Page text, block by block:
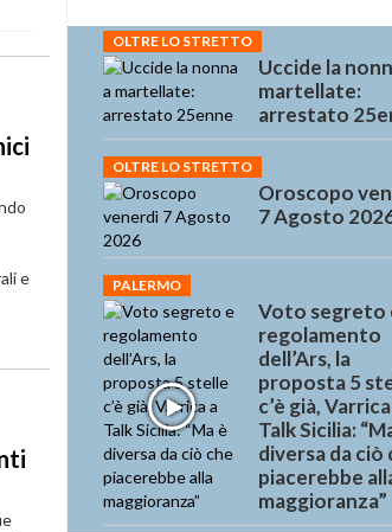
e
OLTRE LO STRETTO
Uccide la
martellate:
arrestato
OLTRE LO STRETTO
Oroscopo
7 Agosto
PALERMO
Voto segreto
regolamento
dell’Ars, la
proposta 5
c’è già,
Talk Sicilia:
diversa da ciò
piacerebbe
maggioranza”